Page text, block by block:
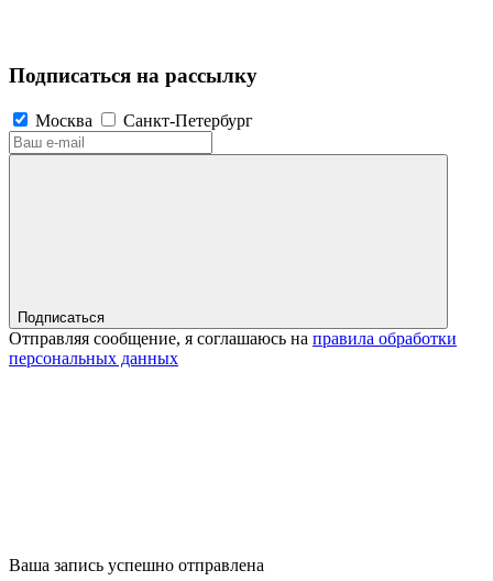
Подписаться на рассылку
Москва Санкт-Петербург
Подписаться
Отправляя сообщение, я соглашаюсь на правила обработки
персональных данных
Ваша запись успешно отправлена